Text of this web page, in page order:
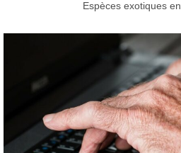
Espèces exotiques